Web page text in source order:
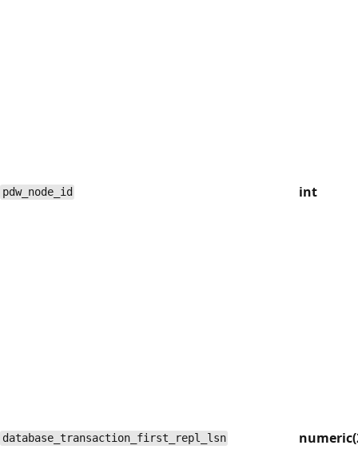
pdw_node_id int
database_transaction_first_repl_lsn